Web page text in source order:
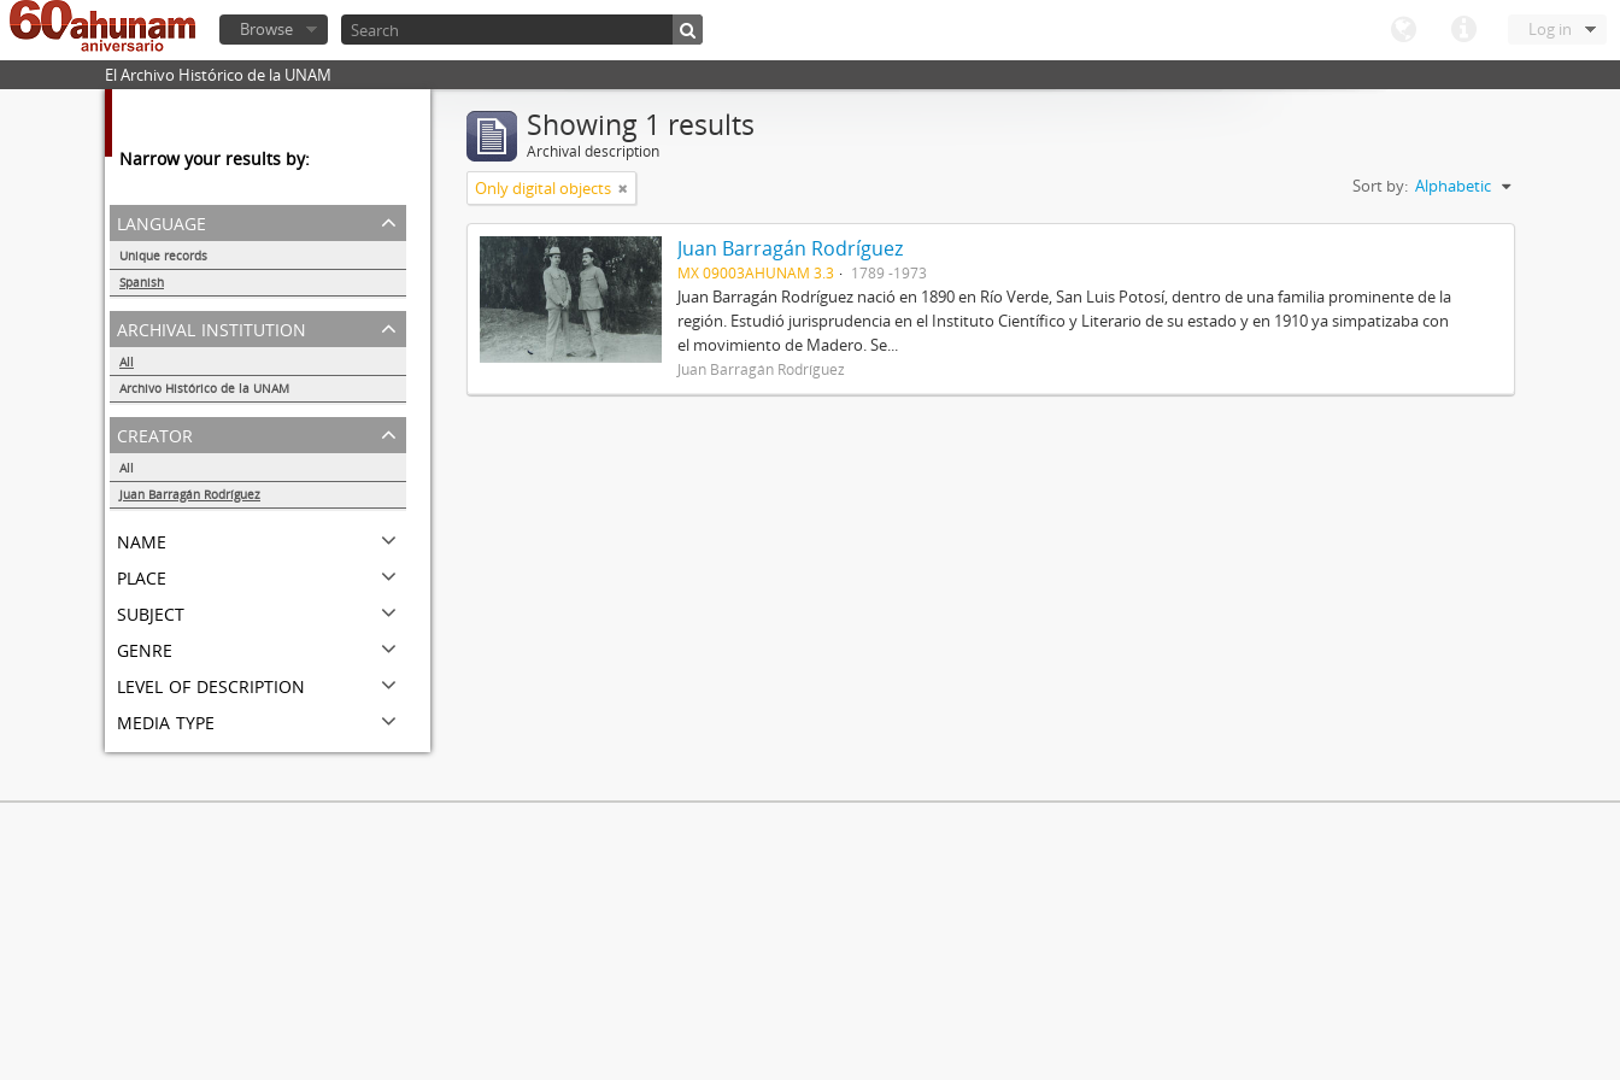
Log in
Browse
El Archivo Histórico de la UNAM
Narrow your results by:
language
Unique records
Spanish
1
archival institution
All
Archivo Histórico de la UNAM
1
creator
All
Juan Barragán Rodríguez
name
place
subject
genre
level of description
media type
Showing 1 results
Archival description
Only digital objects Sort by: Alphabetic
Juan Barragán Rodríguez
MX 09003AHUNAM 3.3 1789 -1973
Juan Barragán Rodríguez nació en 1890 en Río Verde, San Luis Potosí, dentro de una familia prominente de la
región. Estudió jurisprudencia en el Instituto Científico y Literario de su estado y en 1910 ya simpatizaba con
el movimiento de Madero. Se...
Juan Barragán Rodríguez